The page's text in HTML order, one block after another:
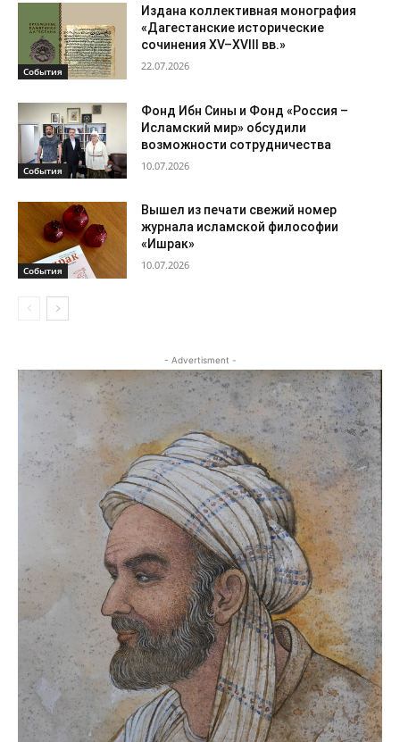
События
Издана коллективная монография
«Дагестанские исторические
сочинения XV–XVIII вв.»
22.07.2026
События
Фонд Ибн Сины и Фонд «Россия –
Исламский мир» обсудили
возможности сотрудничества
10.07.2026
События
Вышел из печати свежий номер
журнала исламской философии
«Ишрак»
10.07.2026
- Advertisment -